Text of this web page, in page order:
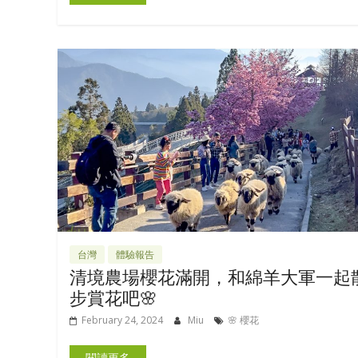
台灣 體驗報告
清境農場櫻花滿開，和綿羊大軍一起
步賞花吧🌸
February 24, 2024 Miu 🌸 櫻花